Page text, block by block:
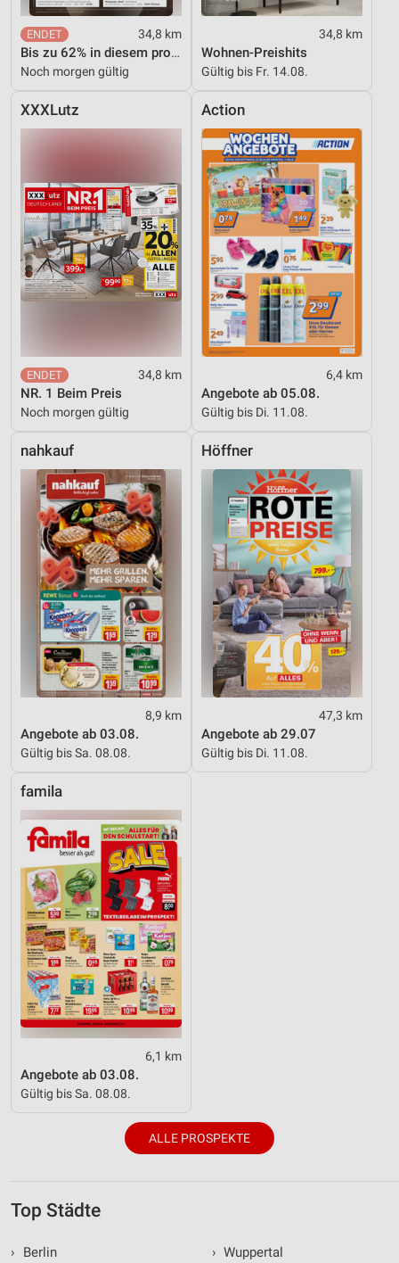
34,8 km
Bis zu 62% in diesem prospekt
Noch morgen gültig
34,8 km
Wohnen-Preishits
Gültig bis Fr. 14.08.
XXXLutz
34,8 km
NR. 1 Beim Preis
Noch morgen gültig
Action
6,4 km
Angebote ab 05.08.
Gültig bis Di. 11.08.
nahkauf
8,9 km
Angebote ab 03.08.
Gültig bis Sa. 08.08.
Höffner
47,3 km
Angebote ab 29.07
Gültig bis Di. 11.08.
famila
6,1 km
Angebote ab 03.08.
Gültig bis Sa. 08.08.
ALLE PROSPEKTE
Top Städte
›
Berlin
› Wuppertal